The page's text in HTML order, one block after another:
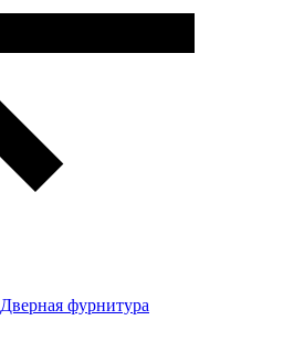
Дверная фурнитура